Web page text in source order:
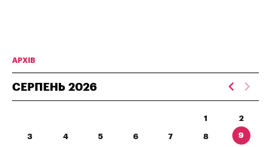
АРХІВ
СЕРПЕНЬ 2026
1 2
3 4 5 6 7 8 9